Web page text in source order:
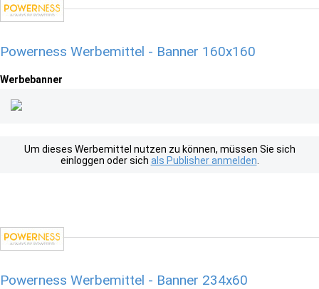
Powerness Werbemittel - Banner 160x160
Werbebanner
Um dieses Werbemittel nutzen zu können, müssen Sie sich
einloggen oder sich als Publisher anmelden
Powerness Werbemittel - Banner 234x60